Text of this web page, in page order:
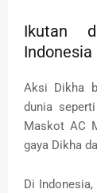
Ikutan
Indonesia
Aksi Dikha
dunia
Maskot AC
gaya Dikha
Di